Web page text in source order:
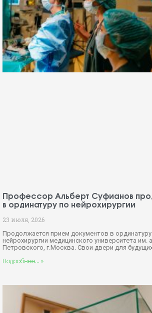
Профессор Альберт Суфианов
в ординатуру по нейрохирургии
23 июля, 2026
Продолжается прием документов в
нейрохирургии медицинского университета им.
Петровского, г.Москва. Свои двери для
Подробнее... »